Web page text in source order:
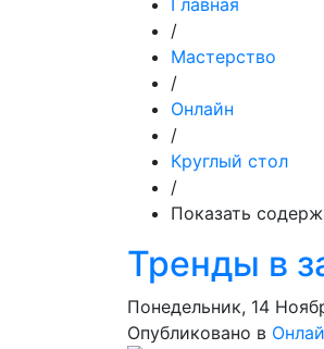
Главная
/
Мастерство
/
Онлайн
/
Круглый стол
/
Показать
Тренды в
Понедельник, 14
Опубликовано в